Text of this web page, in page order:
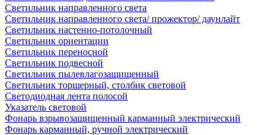
Светильник направленного света
Светильник направленного света/ прожектор/ даунлайт
Светильник настенно-потолочный
Светильник ориентации
Светильник переносной
Светильник подвесной
Светильник пылевлагозащищенный
Светильник торшерный, столбик световой
Светодиодная лента полосой
Указатель световой
Фонарь взрывозащищенный карманный электрический
Фонарь карманный, ручной электрический